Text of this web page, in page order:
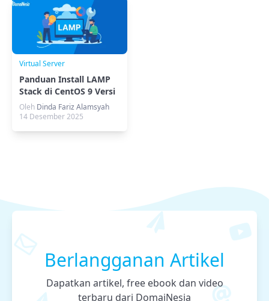
Virtual Server
Panduan Install LAMP
Stack di CentOS 9 Versi
Stream
Oleh Dinda Fariz Alamsyah
14 Desember 2025
Berlangganan Artikel
Dapatkan artikel, free ebook dan video
terbaru dari DomaiNesia